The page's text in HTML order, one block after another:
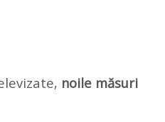
noile măsuri